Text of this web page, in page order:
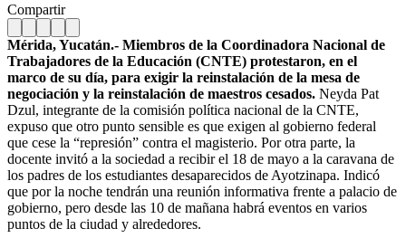
Compartir
Mérida, Yucatán.- Miembros de la Coordinadora Nacional de
Trabajadores de la Educación (CNTE) protestaron, en el
marco de su día, para exigir la reinstalación de la mesa de
negociación y la reinstalación de maestros cesados. Neyda Pat
Dzul, integrante de la comisión política nacional de la CNTE,
expuso que otro punto sensible es que exigen al gobierno federal
que cese la “represión” contra el magisterio. Por otra parte, la
docente invitó a la sociedad a recibir el 18 de mayo a la caravana de
los padres de los estudiantes desaparecidos de Ayotzinapa. Indicó
que por la noche tendrán una reunión informativa frente a palacio de
gobierno, pero desde las 10 de mañana habrá eventos en varios
puntos de la ciudad y alrededores.